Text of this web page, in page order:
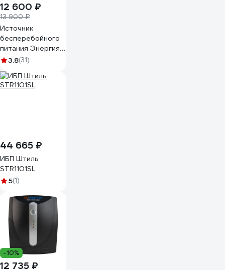
12 600 ₽
13 900 ₽
Источник
бесперебойного
питания Энергия
ИБП 1500 Е0201-
3.8(31)
44 665 ₽
ИБП Штиль
STR1101SL
5(1)
-10%
12 735 ₽